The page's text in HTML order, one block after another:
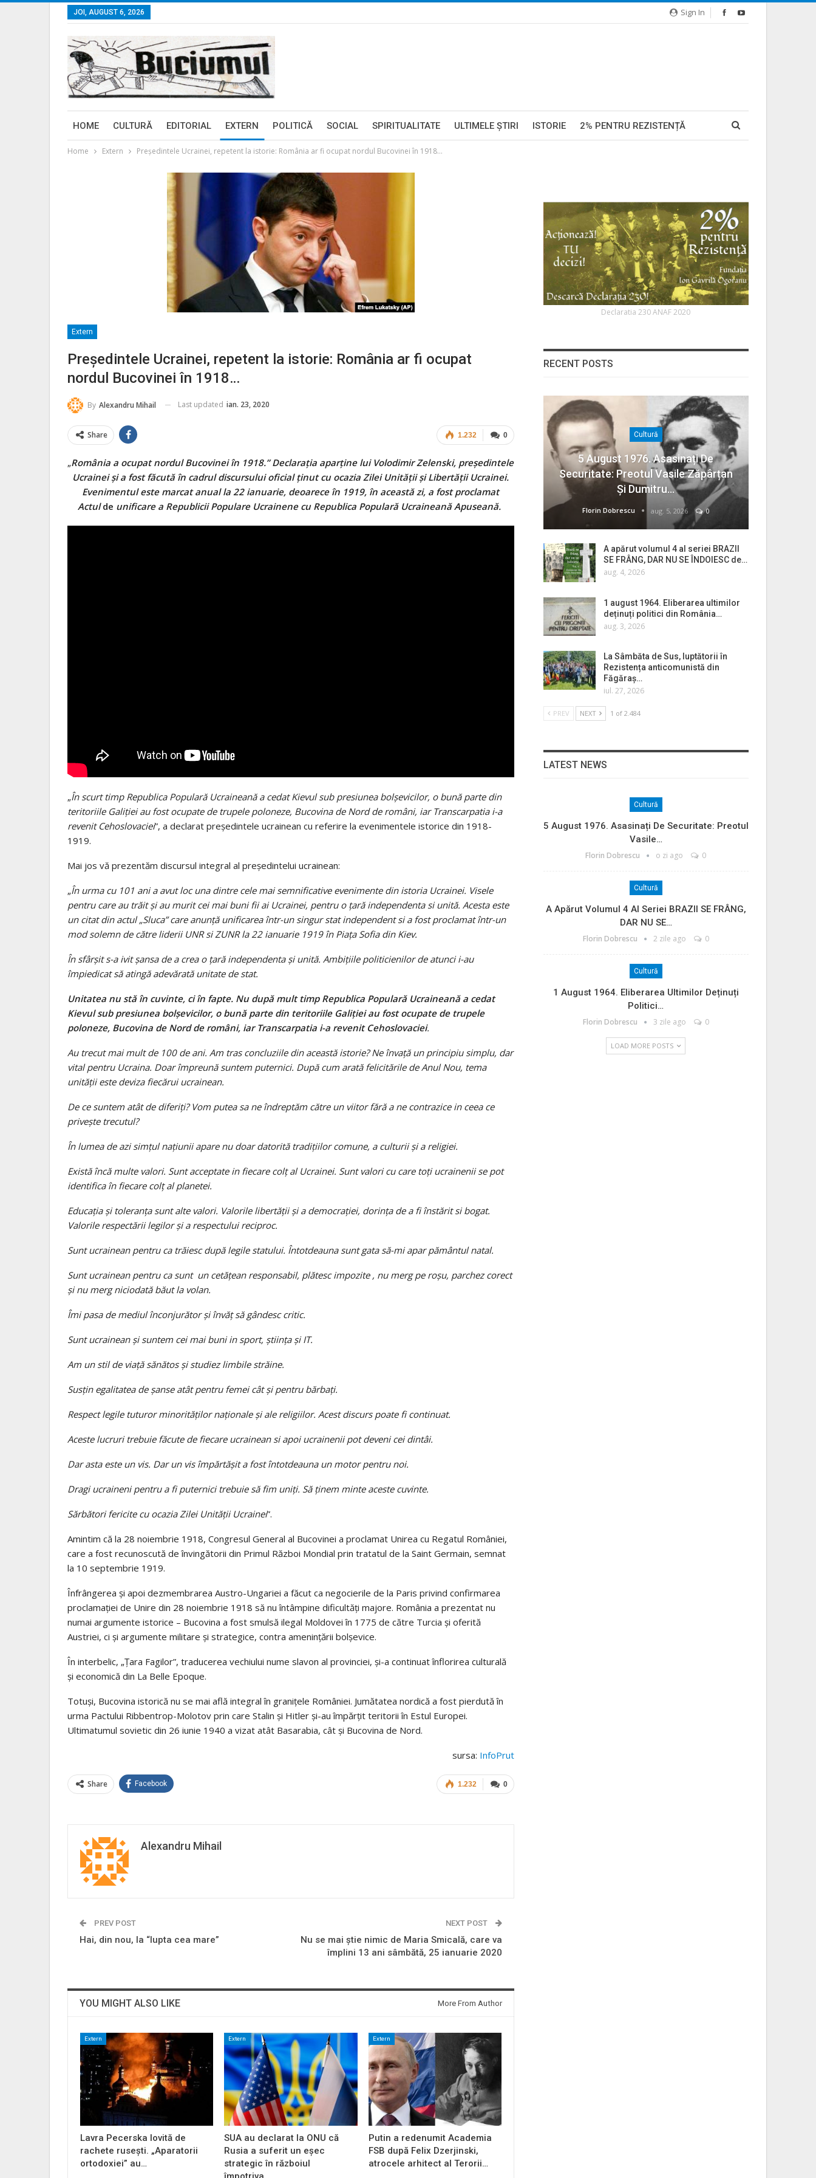
Sign In
JOI, AUGUST 6, 2026
HOME CULTURĂ EDITORIAL EXTERN POLITICĂ SOCIAL SPIRITUALITATE ULTIMELE ŞTIRI ISTORIE 2% PENTRU REZISTENȚĂ
Home Extern Președintele Ucrainei, repetent la istorie: România ar fi ocupat nordul Bucovinei în 1918…
Extern
Președintele Ucrainei, repetent la istorie: România ar fi ocupat
nordul Bucovinei în 1918…
By Alexandru Mihail Last updated ian. 23, 2020
0
1.232
Share
„România a ocupat nordul Bucovinei în 1918.” Declarația aparține lui Volodimir Zelenski, președintele
Ucrainei și a fost făcută în cadrul discursului oficial ținut cu ocazia Zilei Unităţii şi Libertăţii Ucrainei.
Evenimentul este marcat anual la 22 ianuarie, deoarece în 1919, în această zi, a fost proclamat
Actulde unificare a Republicii Populare Ucrainene cu Republica Populară Ucraineană Apuseană.
„În scurt timp Republica Populară Ucraineană a cedat Kievul sub presiunea bolșevicilor, o bună parte din
teritoriile Galiției au fost ocupate de trupele poloneze, Bucovina de Nord de români, iar Transcarpatia i-a
revenit Cehoslovaciei”, a declarat președintele ucrainean cu referire la evenimentele istorice din 1918-
1919.
Mai jos vă prezentăm discursul integral al președintelui ucrainean:
„În urma cu 101 ani a avut loc una dintre cele mai semnificative evenimente din istoria Ucrainei. Visele
pentru care au trăit și au murit cei mai buni fii ai Ucrainei, pentru o țară independenta si unită. Acesta este
un citat din actul „Sluca” care anunță unificarea într-un singur stat independent si a fost proclamat într-un
mod solemn de către liderii UNR si ZUNR la 22 ianuarie 1919 în Piața Sofia din Kiev.
În sfârșit s-a ivit șansa de a crea o țară independenta și unită. Ambițiile politicienilor de atunci i-au
împiedicat să atingă adevărată unitate de stat.
Unitatea nu stă în cuvinte, ci în fapte. Nu după mult timp Republica Populară Ucraineană a cedat
Kievul sub presiunea bolșevicilor, o bună parte din teritoriile Galiției au fost ocupate de trupele
poloneze, Bucovina de Nord de români, iar Transcarpatia i-a revenit Cehoslovaciei.
Au trecut mai mult de 100 de ani. Am tras concluziile din această istorie? Ne învață un principiu simplu, dar
vital pentru Ucraina. Doar împreună suntem puternici. După cum arată felicitările de Anul Nou, tema
unității este deviza fiecărui ucrainean.
De ce suntem atât de diferiți? Vom putea sa ne îndreptăm către un viitor fără a ne contrazice in ceea ce
privește trecutul?
În lumea de azi simțul națiunii apare nu doar datorită tradițiilor comune, a culturii și a religiei.
Există încă multe valori. Sunt acceptate in fiecare colț al Ucrainei. Sunt valori cu care toți ucrainenii se pot
identifica în fiecare colț al planetei.
Educația și toleranța sunt alte valori. Valorile libertății și a democrației, dorința de a fi înstărit si bogat.
Valorile respectării legilor și a respectului reciproc.
Sunt ucrainean pentru ca trăiesc după legile statului. Întotdeauna sunt gata să-mi apar pământul natal.
Sunt ucrainean pentru ca sunt un cetățean responsabil, plătesc impozite , nu merg pe roșu, parchez corect
și nu merg niciodată băut la volan.
Îmi pasa de mediul înconjurător și învăț să gândesc critic.
Sunt ucrainean și suntem cei mai buni in sport, știința și IT.
Am un stil de viață sănătos și studiez limbile străine.
Susțin egalitatea de șanse atât pentru femei cât și pentru bărbați.
Respect legile tuturor minorităților naționale și ale religiilor. Acest discurs poate fi continuat.
Aceste lucruri trebuie făcute de fiecare ucrainean si apoi ucrainenii pot deveni cei dintâi.
Dar asta este un vis. Dar un vis împărtășit a fost întotdeauna un motor pentru noi.
Dragi ucraineni pentru a fi puternici trebuie să fim uniți. Să ținem minte aceste cuvinte.
Sărbători fericite cu ocazia Zilei Unității Ucrainei”.
Amintim că la 28 noiembrie 1918, Congresul General al Bucovinei a proclamat Unirea cu Regatul României,
care a fost recunoscută de învingătorii din Primul Război Mondial prin tratatul de la Saint Germain, semnat
la 10 septembrie 1919.
Înfrângerea şi apoi dezmembrarea Austro-Ungariei a făcut ca negocierile de la Paris privind confirmarea
proclamaţiei de Unire din 28 noiembrie 1918 să nu întâmpine dificultăţi majore. România a prezentat nu
numai argumente istorice – Bucovina a fost smulsă ilegal Moldovei în 1775 de către Turcia şi oferită
Austriei, ci şi argumente militare şi strategice, contra ameninţării bolşevice.
În interbelic, „Ţara Fagilor”, traducerea vechiului nume slavon al provinciei, şi-a continuat înflorirea culturală
şi economică din La Belle Epoque.
Totuși, Bucovina istorică nu se mai află integral în graniţele României. Jumătatea nordică a fost pierdută în
urma Pactului Ribbentrop-Molotov prin care Stalin şi Hitler şi-au împărţit teritorii în Estul Europei.
Ultimatumul sovietic din 26 iunie 1940 a vizat atât Basarabia, cât şi Bucovina de Nord.
sursa: InfoPrut
0
1.232
Share Facebook
Alexandru Mihail
PREV POST
Hai, din nou, la “lupta cea mare”
NEXT POST
Nu se mai știe nimic de Maria Smicală, care va
împlini 13 ani sâmbătă, 25 ianuarie 2020
YOU MIGHT ALSO LIKE More From Author
Extern
Lavra Pecerska lovită de
rachete rusești. „Aparatorii
ortodoxiei” au…
Extern
SUA au declarat la ONU că
Rusia a suferit un eșec
strategic în războiul
Extern
Putin a redenumit Academia
FSB după Felix Dzerjinski,
atrocele arhitect al Terorii…
Declaratia 230 ANAF 2020
RECENT POSTS
Cultură
5 August 1976. Asasinați De
Securitate: Preotul Vasile Zăpârțan
Și Dumitru…
Florin Dobrescu aug. 5, 2026 0
A apărut volumul 4 al seriei BRAZII
SE FRÂNG, DAR NU SE ÎNDOIESC de…
aug. 4, 2026
1 august 1964. Eliberarea ultimilor
deținuți politici din România…
aug. 3, 2026
La Sâmbăta de Sus, luptătorii în
Rezistența anticomunistă din
Făgăraș…
iul. 27, 2026
PREV NEXT 1 of 2.484
LATEST NEWS
Cultură
5 August 1976. Asasinați De Securitate: Preotul
Vasile…
Florin Dobrescu o zi ago 0
Cultură
A Apărut Volumul 4 Al Seriei BRAZII SE FRÂNG,
DAR NU SE…
Florin Dobrescu 2 zile ago 0
Cultură
1 August 1964. Eliberarea Ultimilor Deținuți
Politici…
Florin Dobrescu 3 zile ago 0
LOAD MORE POSTS